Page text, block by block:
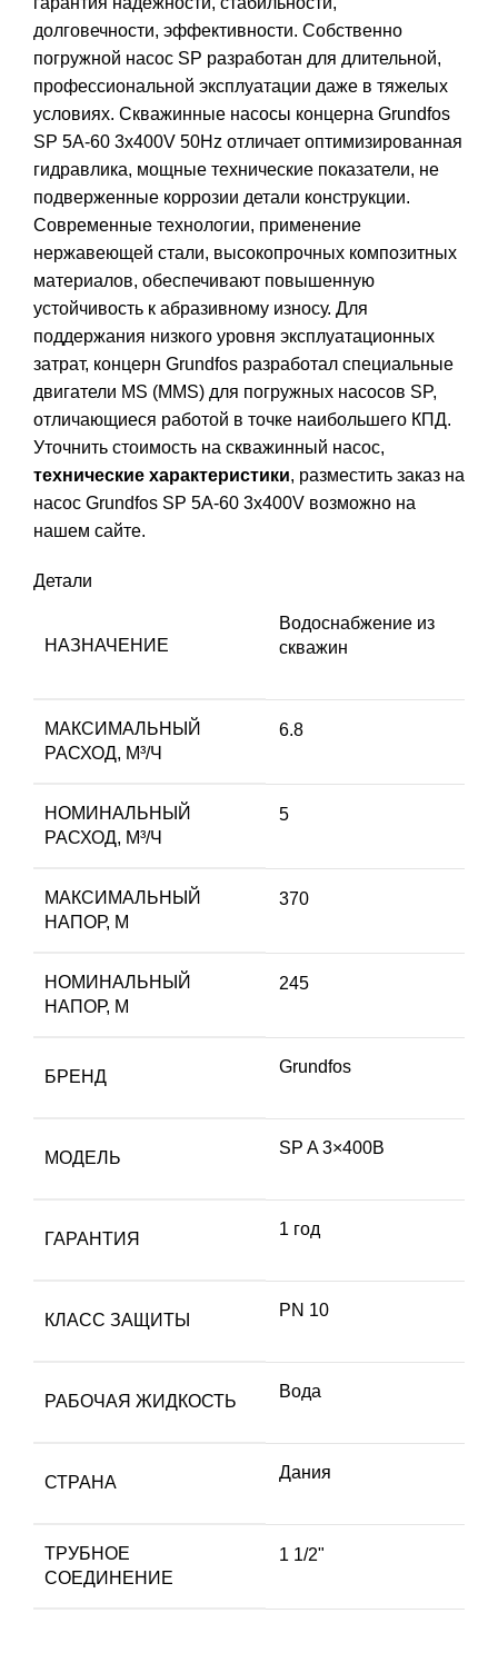
долговечности, эффективности. Собственно
погружной насос SP разработан для длительной,
профессиональной эксплуатации даже в тяжелых
условиях. Скважинные насосы концерна Grundfos
SP 5A-60 3x400V 50Hz отличает оптимизированная
гидравлика, мощные технические показатели, не
подверженные коррозии детали конструкции.
Современные технологии, применение
нержавеющей стали, высокопрочных композитных
материалов, обеспечивают повышенную
устойчивость к абразивному износу. Для
поддержания низкого уровня эксплуатационных
затрат, концерн Grundfos разработал специальные
двигатели MS (MMS) для погружных насосов SP,
отличающиеся работой в точке наибольшего КПД.
Уточнить стоимость на скважинный насос,
технические характеристики, разместить заказ на
насос Grundfos SP 5A-60 3x400V возможно на
нашем сайте.
Детали
НАЗНАЧЕНИЕ
Водоснабжение из
скважин
МАКСИМАЛЬНЫЙ
РАСХОД, М³/Ч
6.8
НОМИНАЛЬНЫЙ
РАСХОД, М³/Ч
5
МАКСИМАЛЬНЫЙ
НАПОР, М
370
НОМИНАЛЬНЫЙ
НАПОР, М
245
БРЕНД
Grundfos
МОДЕЛЬ
SP A 3×400В
ГАРАНТИЯ
1 год
КЛАСС ЗАЩИТЫ
PN 10
РАБОЧАЯ ЖИДКОСТЬ
Вода
СТРАНА
Дания
ТРУБНОЕ
СОЕДИНЕНИЕ
1 1/2"